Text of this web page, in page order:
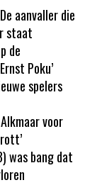
aanvaller die
staat
de
Poku’
spelers
voor
was bang dat